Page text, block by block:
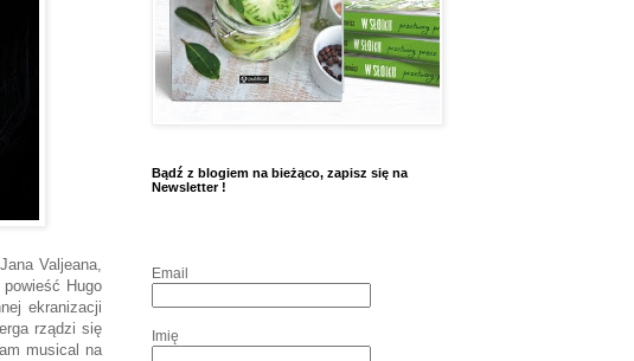
Valjeana,
Hugo
ekranizacji
rządzi się
musical na
Bądź z blogiem na bieżąco, zapisz się na
Newsletter !
Email
Imię